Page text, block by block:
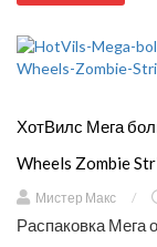
ХотВилс Мега
Wheels Zombie
Мистер Макс /
Распаковка Мега